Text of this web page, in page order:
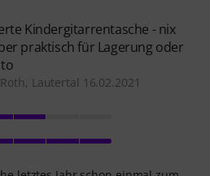
Kindergitarrentasche - nix
praktisch für Lagerung oder
Lautertal 16.02.2021